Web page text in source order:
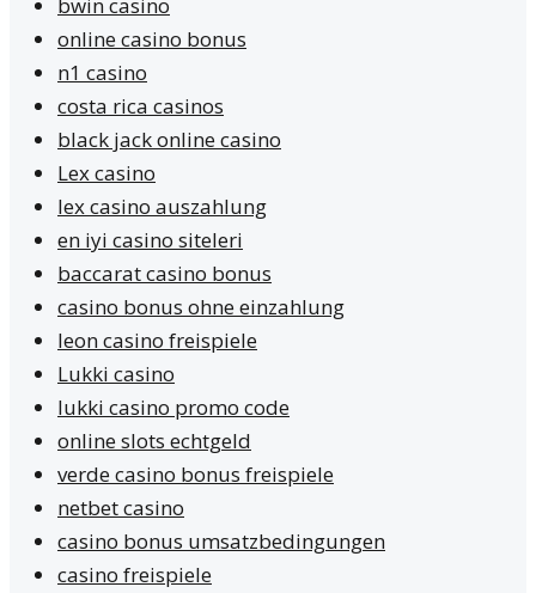
bwin casino
online casino bonus
n1 casino
costa rica casinos
black jack online casino
Lex casino
lex casino auszahlung
en iyi casino siteleri
baccarat casino bonus
casino bonus ohne einzahlung
leon casino freispiele
Lukki casino
lukki casino promo code
online slots echtgeld
verde casino bonus freispiele
netbet casino
casino bonus umsatzbedingungen
casino freispiele